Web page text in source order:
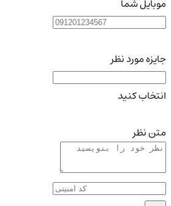
موبایل شما
جایزه مورد نظر
انتخاب کنید
متن نظر